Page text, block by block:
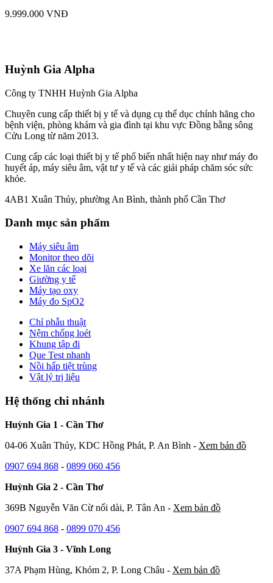
9.999.000 VNĐ
Huỳnh Gia Alpha
Công ty TNHH Huỳnh Gia Alpha
Chuyên cung cấp thiết bị y tế và dụng cụ thể dục chính hãng cho
bệnh viện, phòng khám và gia đình tại khu vực Đồng bằng sông
Cửu Long từ năm 2013.
Cung cấp các loại thiết bị y tế phổ biến nhất hiện nay như máy đo
huyết áp, máy siêu âm, vật tư y tế và các giải pháp chăm sóc sức
khỏe.
4AB1 Xuân Thủy, phường An Bình, thành phố Cần Thơ
Danh mục sản phẩm
Máy siêu âm
Monitor theo dõi
Xe lăn các loại
Giường y tế
Máy tạo oxy
Máy đo SpO2
Chỉ phẫu thuật
Nệm chống loét
Khung tập đi
Que Test nhanh
Nồi hấp tiệt trùng
Vật lý trị liệu
Hệ thống chi nhánh
Huỳnh Gia 1 - Cần Thơ
04-06 Xuân Thủy, KDC Hồng Phát, P. An Bình - Xem bản đồ
0907 694 868 - 0899 060 456
Huỳnh Gia 2 - Cần Thơ
369B Nguyễn Văn Cừ nối dài, P. Tân An - Xem bản đồ
0907 694 868 - 0899 070 456
Huỳnh Gia 3 - Vĩnh Long
37A Phạm Hùng, Khóm 2, P. Long Châu - Xem bản đồ